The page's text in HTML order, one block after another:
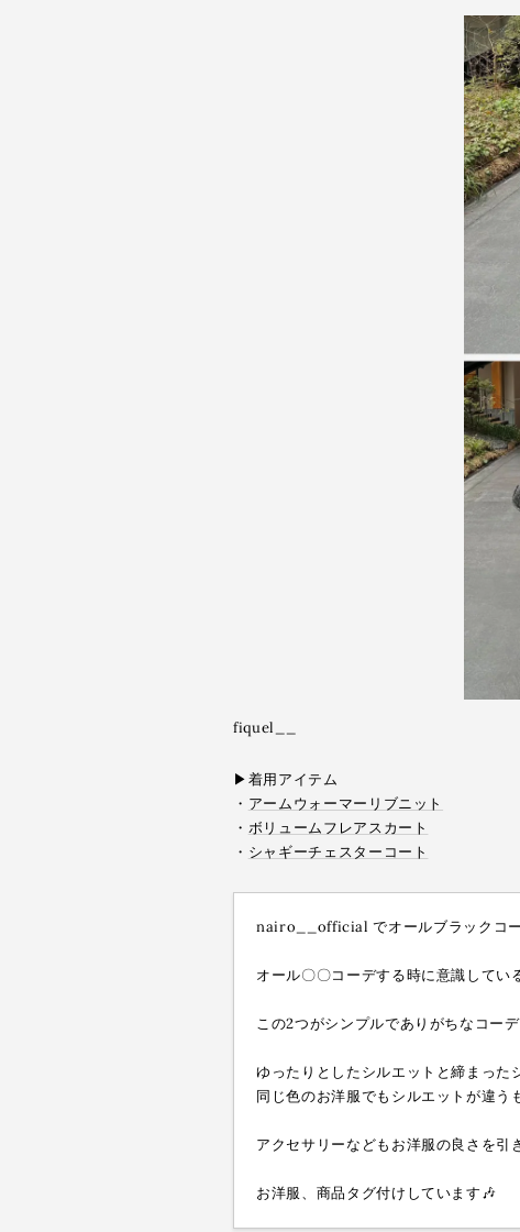
fiquel__
▶︎着用アイテム
・ アームウォーマーリブニット
・ ボリュームフレアスカート
・ シャギーチェスターコート
nairo__official でオールブラックコー
オール〇〇コーデする時に意識して
この2つがシンプルでありがちなコー
ゆったりとしたシルエットと締まっ
同じ色のお洋服でもシルエットが違う
アクセサリーなどもお洋服の良さを
お洋服、商品タグ付けしています🎶